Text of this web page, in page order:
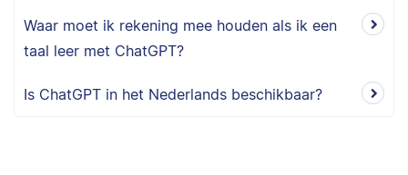
Waar moet ik rekening mee houden als ik een
taal leer met ChatGPT?
Is ChatGPT in het Nederlands beschikbaar?